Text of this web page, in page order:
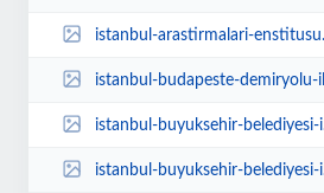
istanbul-arastirmalari-enstitusunun-arka-oda-toplantilari-yeniden-basliyor-jA...
istanbul-budapeste-demiryolu-ile-ihracatta-yeni-rota-olacak-fw2gSxsP.webp
istanbul-buyuksehir-belediyesi-ibb-bayrampasada-cami-yapacak-g7CJKSnk.jpg
istanbul-buyuksehir-belediyesi-ibb-bayrampasada-cami-yapacak-NTG35yhh.jpg